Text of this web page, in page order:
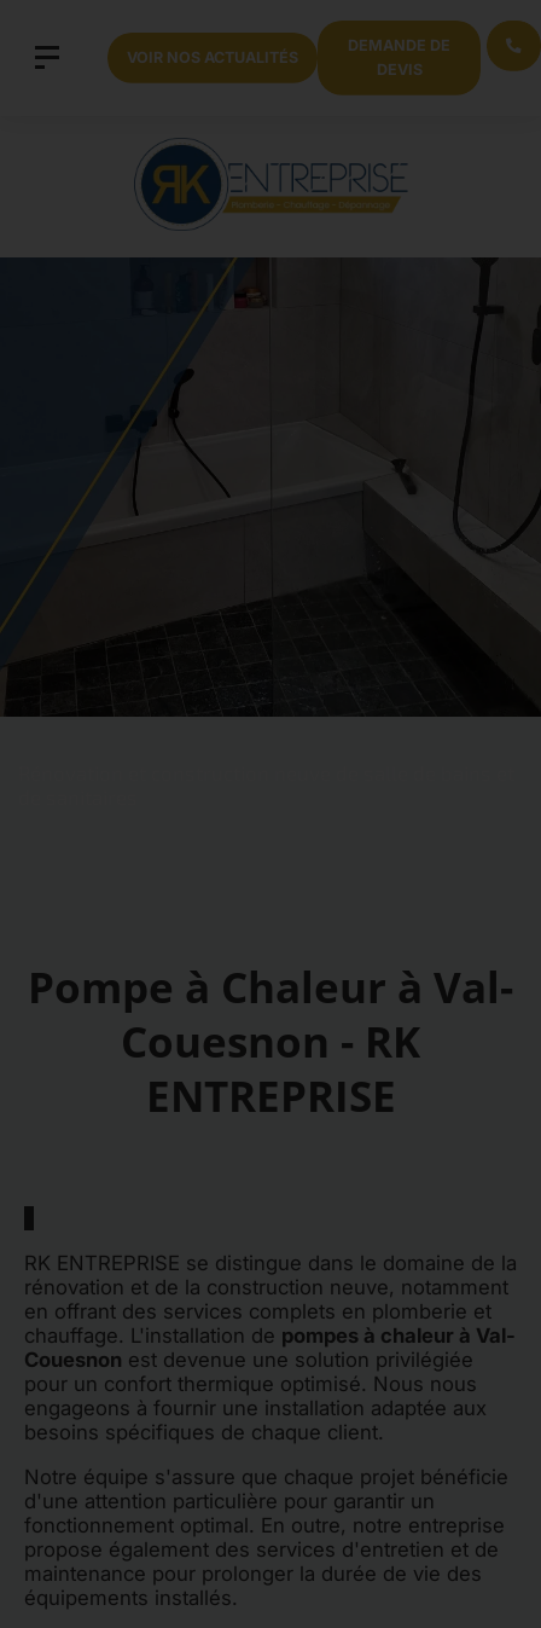
VOIR NOS ACTUALITÉS
DEMANDE DE
DEVIS
Pompe à Chaleur à Val-
Couesnon - RK
ENTREPRISE
RK ENTREPRISE se distingue dans le domaine de la
rénovation et de la construction neuve, notamment
en offrant des services complets en plomberie et
chauffage. L'installation de pompes à chaleur à Val-
Couesnon est devenue une solution privilégiée
pour un confort thermique optimisé. Nous nous
engageons à fournir une installation adaptée aux
besoins spécifiques de chaque client.
Notre équipe s'assure que chaque projet bénéficie
d'une attention particulière pour garantir un
fonctionnement optimal. En outre, notre entreprise
propose également des services d'entretien et de
maintenance pour prolonger la durée de vie des
équipements installés.